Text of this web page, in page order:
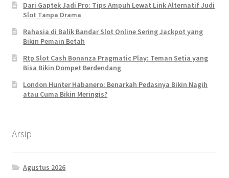
Dari Gaptek Jadi Pro: Tips Ampuh Lewat Link Alternatif Judi
Slot Tanpa Drama
Rahasia di Balik Bandar Slot Online Sering Jackpot yang
Bikin Pemain Betah
Rtp Slot Cash Bonanza Pragmatic Play: Teman Setia yang
Bisa Bikin Dompet Berdendang
London Hunter Habanero: Benarkah Pedasnya Bikin Nagih
atau Cuma Bikin Meringis?
Arsip
Agustus 2026